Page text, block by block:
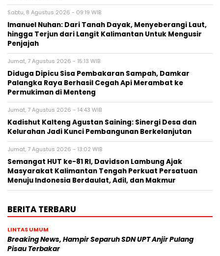
Sabtu, 8 Agustus 2026 - 09:19 WIB
Imanuel Nuhan: Dari Tanah Dayak, Menyeberangi Laut,
hingga Terjun dari Langit Kalimantan Untuk Mengusir
Penjajah
Jumat, 7 Agustus 2026 - 15:13 WIB
Diduga Dipicu Sisa Pembakaran Sampah, Damkar
Palangka Raya Berhasil Cegah Api Merambat ke
Permukiman di Menteng
Jumat, 7 Agustus 2026 - 14:43 WIB
Kadishut Kalteng Agustan Saining: Sinergi Desa dan
Kelurahan Jadi Kunci Pembangunan Berkelanjutan
Jumat, 7 Agustus 2026 - 13:02 WIB
Semangat HUT ke-81 RI, Davidson Lambung Ajak
Masyarakat Kalimantan Tengah Perkuat Persatuan
Menuju Indonesia Berdaulat, Adil, dan Makmur
BERITA TERBARU
LINTAS UMUM
Breaking News, Hampir Separuh SDN UPT Anjir Pulang
Pisau Terbakar